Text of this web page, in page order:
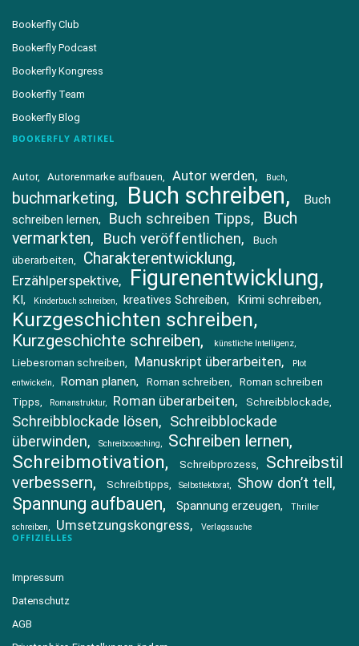
Bookerfly Club
Bookerfly Podcast
Bookerfly Kongress
Bookerfly Team
Bookerfly Blog
BOOKERFLY ARTIKEL
Autor Autorenmarke aufbauen Autor werden Buch
buchmarketing Buch schreiben
Buch
schreiben lernen
Buch schreiben Tipps
Buch
vermarkten
Buch veröffentlichen
Buch
überarbeiten
Charakterentwicklung
Erzählperspektive Figurenentwicklung
KI Kinderbuch schreiben kreatives Schreiben Krimi schreiben
Kurzgeschichten schreiben
Kurzgeschichte schreiben künstliche Intelligenz
Liebesroman schreiben Manuskript überarbeiten
Plot
entwickeln
Roman planen Roman schreiben
Roman schreiben
Tipps
Romanstruktur Roman überarbeiten Schreibblockade
Schreibblockade lösen
Schreibblockade
überwinden
Schreibcoaching Schreiben lernen
Schreibmotivation Schreibprozess
Schreibstil
verbessern
Schreibtipps Selbstlektorat Show don’t tell
Spannung aufbauen Spannung erzeugen
Thriller
schreiben
Umsetzungskongress Verlagssuche
OFFIZIELLES
Impressum
Datenschutz
AGB